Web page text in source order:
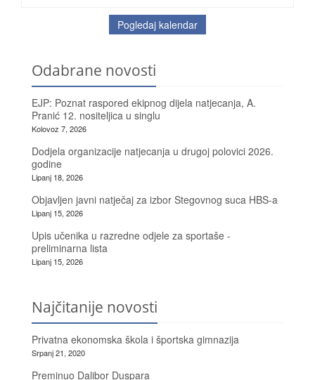
Pogledaj kalendar
Odabrane novosti
EJP: Poznat raspored ekipnog dijela natjecanja, A.
Pranić 12. nositeljica u singlu
Kolovoz 7, 2026
Dodjela organizacije natjecanja u drugoj polovici 2026.
godine
Lipanj 18, 2026
Objavljen javni natječaj za izbor Stegovnog suca HBS-a
Lipanj 15, 2026
Upis učenika u razredne odjele za sportaše -
preliminarna lista
Lipanj 15, 2026
Najčitanije novosti
Privatna ekonomska škola i športska gimnazija
Srpanj 21, 2020
Preminuo Dalibor Duspara